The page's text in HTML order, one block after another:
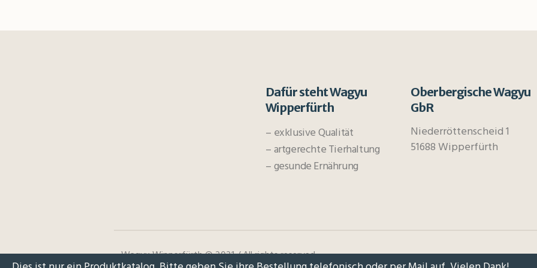
Dafür steht Wagyu
Wipperfürth
– exklusive Qualität
– artgerechte Tierhaltung
– gesunde Ernährung
Oberbergische Wagyu
GbR
Niederröttenscheid 1
51688 Wipperfürth
Wagyu Wipperfürth © 2021 / All rights reserved.